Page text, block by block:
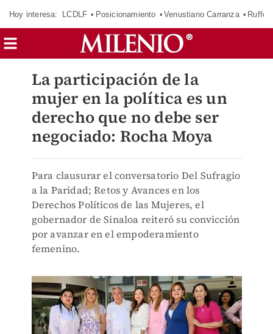
Hoy interesa: LCDLF Posicionamiento Venustiano Carranza Ruffo
La participación de la
mujer en la política es un
derecho que no debe ser
negociado: Rocha Moya
Para clausurar el conversatorio Del Sufragio
a la Paridad; Retos y Avances en los
Derechos Políticos de las Mujeres, el
gobernador de Sinaloa reiteró su convicción
por avanzar en el empoderamiento
femenino.